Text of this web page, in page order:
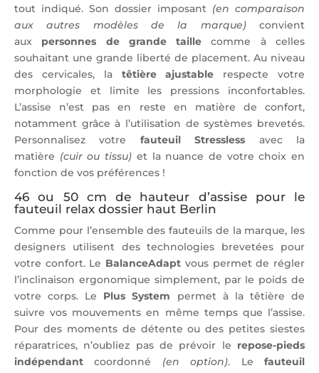
tout indiqué. Son dossier imposant (en comparaison
aux autres modèles de la marque)convient
aux personnes de grande taille comme à celles
souhaitant une grande liberté de placement. Au niveau
des cervicales, la têtière ajustable respecte votre
morphologie et limite les pressions inconfortables.
L’assise n’est pas en reste en matière de confort,
notamment grâce à l’utilisation de systèmes brevetés.
Personnalisez votre fauteuil Stressless avec la
matière (cuir ou tissu) et la nuance de votre choix en
fonction de vos préférences !
46 ou 50 cm de hauteur d’assise pour le
fauteuil relax dossier haut Berlin
Comme pour l’ensemble des fauteuils de la marque, les
designers utilisent des technologies brevetées pour
votre confort. Le BalanceAdapt vous permet de régler
l’inclinaison ergonomique simplement, par le poids de
votre corps. Le Plus System permet à la têtière de
suivre vos mouvements en même temps que l’assise.
Pour des moments de détente ou des petites siestes
réparatrices, n’oubliez pas de prévoir le repose-pieds
indépendant coordonné (en option). Lefauteuil